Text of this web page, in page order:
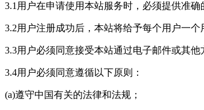
3.1用户在申请使用本站服务时，必须提供准
3.2用户注册成功后，本站将给予每个用户一
3.3用户必须同意接受本站通过电子邮件或其他
3.4用户必须同意遵循以下原则：
(a)遵守中国有关的法律和法规；